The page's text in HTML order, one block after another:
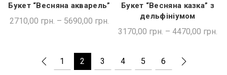
ШВИДКА ПОКУПКА
Букет “Весняна акварель”
2710,00 грн. – 5690,00 грн.
ШВИДКА ПОКУПКА
Букет “Весняна казка” з
дельфініумом
3170,00 грн. – 4470,00 грн.
1 2 3 4 5 6